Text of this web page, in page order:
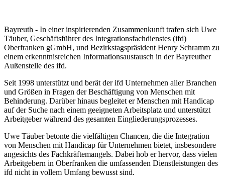
Bayreuth - In einer inspirierenden Zusammenkunft trafen sich Uwe
Täuber, Geschäftsführer des Integrationsfachdienstes (ifd)
Oberfranken gGmbH, und Bezirkstagspräsident Henry Schramm zu
einem erkenntnisreichen Informationsaustausch in der Bayreuther
Außenstelle des ifd.
Seit 1998 unterstützt und berät der ifd Unternehmen aller Branchen
und Größen in Fragen der Beschäftigung von Menschen mit
Behinderung. Darüber hinaus begleitet er Menschen mit Handicap
auf der Suche nach einem geeigneten Arbeitsplatz und unterstützt
Arbeitgeber während des gesamten Eingliederungsprozesses.
Uwe Täuber betonte die vielfältigen Chancen, die die Integration
von Menschen mit Handicap für Unternehmen bietet, insbesondere
angesichts des Fachkräftemangels. Dabei hob er hervor, dass vielen
Arbeitgebern in Oberfranken die umfassenden Dienstleistungen des
ifd nicht in vollem Umfang bewusst sind.